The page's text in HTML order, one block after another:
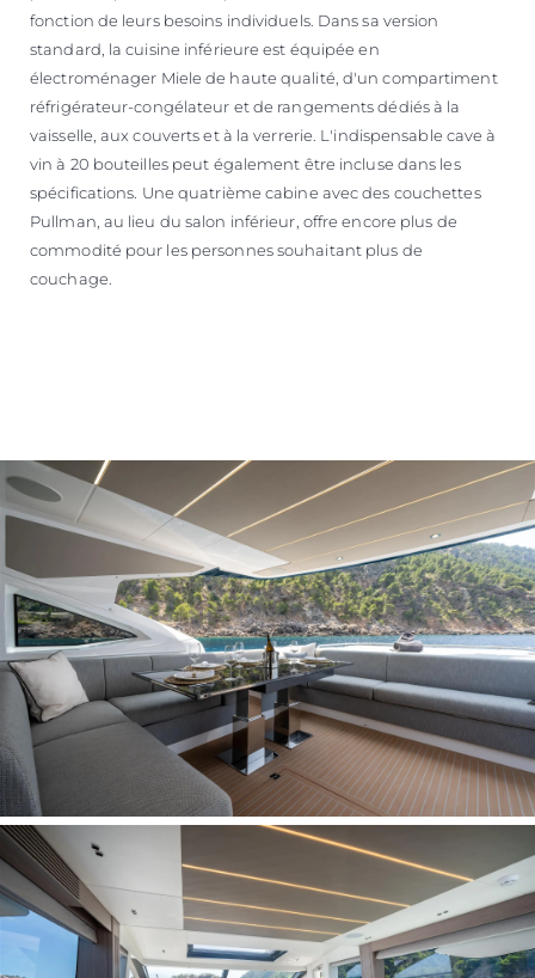
fonction de leurs besoins individuels. Dans sa version
standard, la cuisine inférieure est équipée en
électroménager Miele de haute qualité, d'un compartiment
réfrigérateur-congélateur et de rangements dédiés à la
vaisselle, aux couverts et à la verrerie. L'indispensable cave à
vin à 20 bouteilles peut également être incluse dans les
spécifications. Une quatrième cabine avec des couchettes
Pullman, au lieu du salon inférieur, offre encore plus de
commodité pour les personnes souhaitant plus de
couchage.